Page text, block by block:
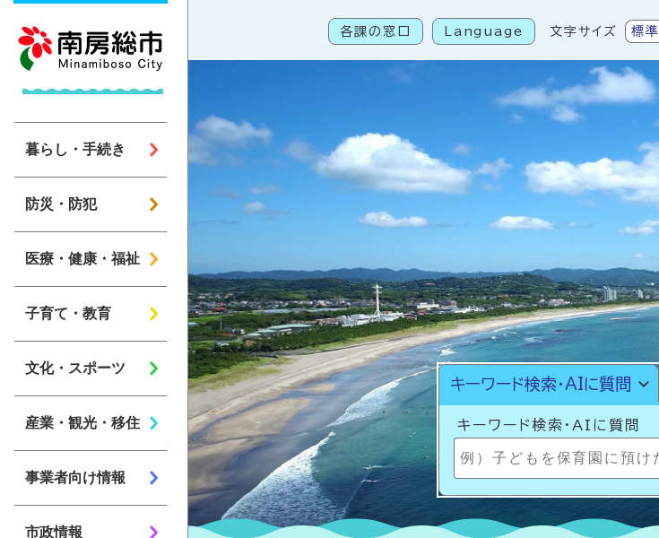
各課の窓口 Language 文字サイズ 標準
暮らし・手続き
防災・防犯
医療・健康・福祉
子育て・教育
文化・スポーツ
産業・観光・移住
事業者向け情報
市政情報
ここから本文です
キーワード検索・AIに質問
キーワード検索・AIに質問